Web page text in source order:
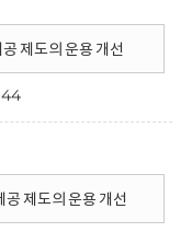
제도의 운용 개선
제도의 운용 개선